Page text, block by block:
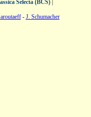
Selecta (BCS)|
- J. Schumacher